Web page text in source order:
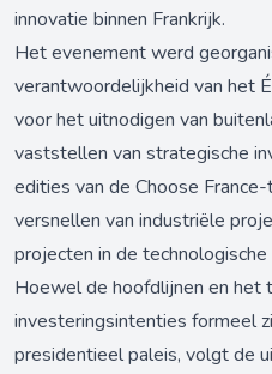
innovatie binnen Frankrijk.
Het evenement werd
verantwoordelijkheid van het
voor het uitnodigen van
vaststellen van strategische
edities van de Choose
versnellen van industriële
projecten in de
Hoewel de hoofdlijnen en het
investeringsintenties formeel
presidentieel paleis, volgt de